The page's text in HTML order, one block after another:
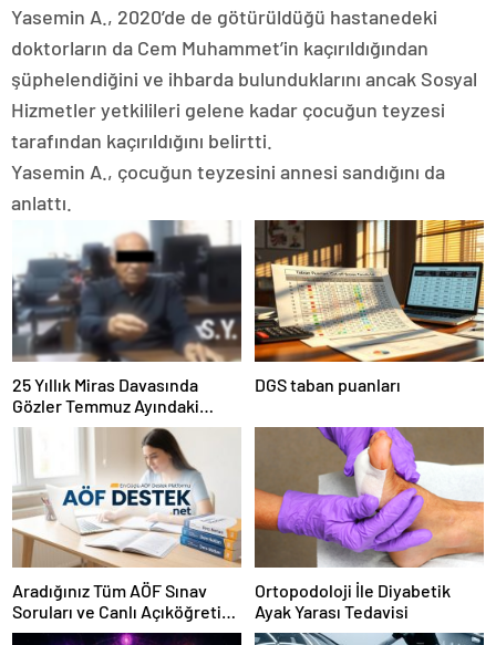
Yasemin A., 2020’de de götürüldüğü hastanedeki
doktorların da Cem Muhammet’in kaçırıldığından
şüphelendiğini ve ihbarda bulunduklarını ancak Sosyal
Hizmetler yetkilileri gelene kadar çocuğun teyzesi
tarafından kaçırıldığını belirtti.
Yasemin A., çocuğun teyzesini annesi sandığını da
anlattı.
25 Yıllık Miras Davasında
Gözler Temmuz Ayındaki
Karar Duruşmasına Çevrildi
DGS taban puanları
Aradığınız Tüm AÖF Sınav
Soruları ve Canlı Açıköğretim
Forumu Burada
Ortopodoloji İle Diyabetik
Ayak Yarası Tedavisi